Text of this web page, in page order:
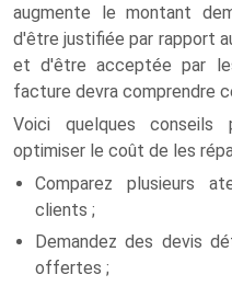
augmente le montant
d'être justifiée par rapport
et d'être acceptée par
facture devra comprendre
Voici quelques
optimiser le coût de les
Comparez plusieurs
clients ;
Demandez des devis
offertes ;